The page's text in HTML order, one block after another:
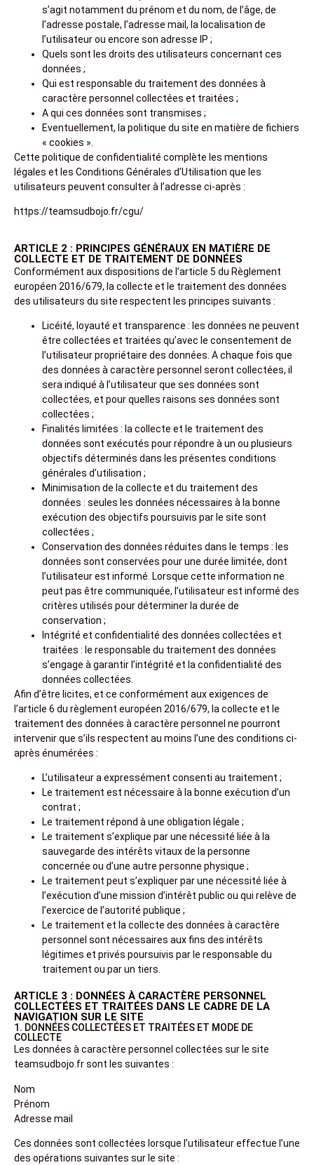
s’agit notamment du prénom et du nom, de l’âge, de
l’adresse postale, l’adresse mail, la localisation de
l’utilisateur ou encore son adresse IP ;
Quels sont les droits des utilisateurs concernant ces
données ;
Qui est responsable du traitement des données à
caractère personnel collectées et traitées ;
A qui ces données sont transmises ;
Eventuellement, la politique du site en matière de fichiers
« cookies ».
Cette politique de confidentialité complète les mentions
légales et les Conditions Générales d’Utilisation que les
utilisateurs peuvent consulter à l’adresse ci-après :
https://teamsudbojo.fr/cgu/
ARTICLE 2 : PRINCIPES GÉNÉRAUX EN MATIÈRE DE
COLLECTE ET DE TRAITEMENT DE DONNÉES
Conformément aux dispositions de l’article 5 du Règlement
européen 2016/679, la collecte et le traitement des données
des utilisateurs du site respectent les principes suivants :
Licéité, loyauté et transparence : les données ne peuvent
être collectées et traitées qu’avec le consentement de
l’utilisateur propriétaire des données. A chaque fois que
des données à caractère personnel seront collectées, il
sera indiqué à l’utilisateur que ses données sont
collectées, et pour quelles raisons ses données sont
collectées ;
Finalités limitées : la collecte et le traitement des
données sont exécutés pour répondre à un ou plusieurs
objectifs déterminés dans les présentes conditions
générales d’utilisation ;
Minimisation de la collecte et du traitement des
données : seules les données nécessaires à la bonne
exécution des objectifs poursuivis par le site sont
collectées ;
Conservation des données réduites dans le temps : les
données sont conservées pour une durée limitée, dont
l’utilisateur est informé. Lorsque cette information ne
peut pas être communiquée, l’utilisateur est informé des
critères utilisés pour déterminer la durée de
conservation ;
Intégrité et confidentialité des données collectées et
traitées : le responsable du traitement des données
s’engage à garantir l’intégrité et la confidentialité des
données collectées.
Afin d’être licites, et ce conformément aux exigences de
l’article 6 du règlement européen 2016/679, la collecte et le
traitement des données à caractère personnel ne pourront
intervenir que s’ils respectent au moins l’une des conditions ci-
après énumérées :
L’utilisateur a expressément consenti au traitement ;
Le traitement est nécessaire à la bonne exécution d’un
contrat ;
Le traitement répond à une obligation légale ;
Le traitement s’explique par une nécessité liée à la
sauvegarde des intérêts vitaux de la personne
concernée ou d’une autre personne physique ;
Le traitement peut s’expliquer par une nécessité liée à
l’exécution d’une mission d’intérêt public ou qui relève de
l’exercice de l’autorité publique ;
Le traitement et la collecte des données à caractère
personnel sont nécessaires aux fins des intérêts
légitimes et privés poursuivis par le responsable du
traitement ou par un tiers.
ARTICLE 3 : DONNÉES À CARACTÈRE PERSONNEL
COLLECTÉES ET TRAITÉES DANS LE CADRE DE LA
NAVIGATION SUR LE SITE
1. DONNÉES COLLECTÉES ET TRAITÉES ET MODE DE
COLLECTE
Les données à caractère personnel collectées sur le site
teamsudbojo.fr sont les suivantes :
Nom
Prénom
Adresse mail
Ces données sont collectées lorsque l’utilisateur effectue l’une
des opérations suivantes sur le site :